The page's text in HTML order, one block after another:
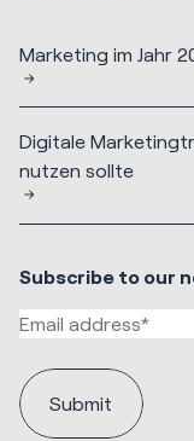
Marketing im Jahr
Digitale
nutzen sollte
Subscribe to our